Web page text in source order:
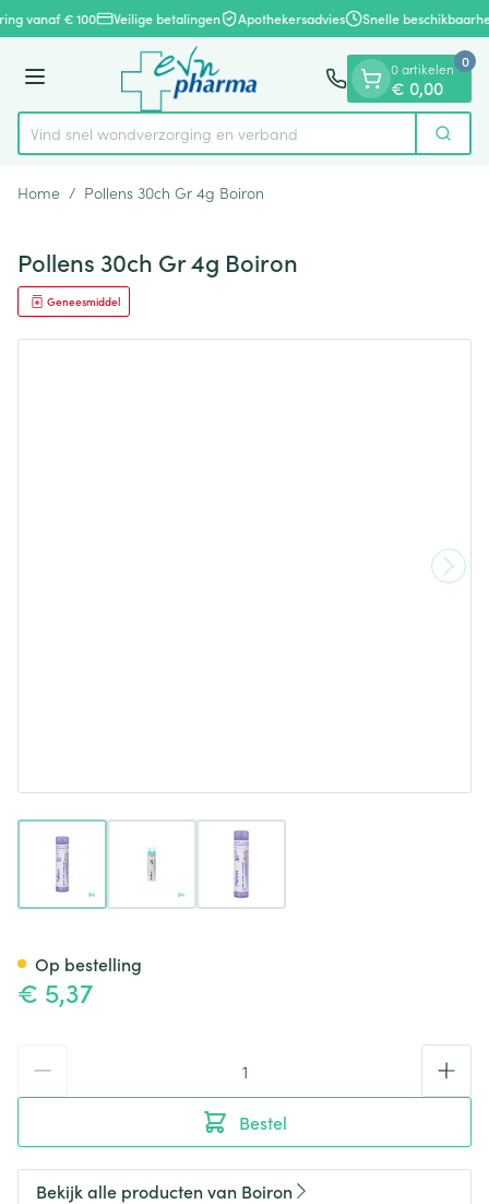
Ga naar de inhoud
1 van 1
vanaf € 100 Veilige betalingen Apothekersadvies Snelle
Menu
Product, merk, categorie...
Vind snel wondverzorging en verband Zoek
0 artikelen
€ 0,00
0
Home / Pollens 30ch Gr 4g Boiron
Pollens 30ch Gr 4g Boiron
Geneesmiddel
View larger imageView larger imageView larger image
€ 5,37
Bestel
Op bestelling
Bekijk alle producten van Boiron